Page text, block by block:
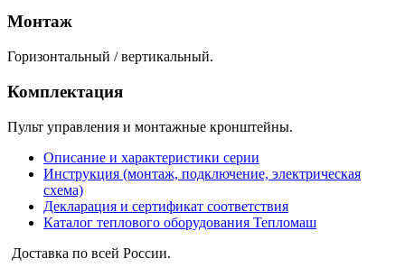
Монтаж
Горизонтальный / вертикальный.
Комплектация
Пульт управления и монтажные кронштейны.
Описание и характеристики серии
Инструкция (монтаж, подключение, электрическая
схема)
Декларация и сертификат соответствия
Каталог теплового оборудования Тепломаш
Доставка по всей России.